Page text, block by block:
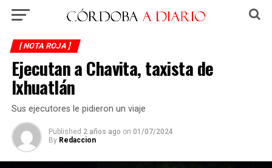
[ NOTA ROJA ]
Ejecutan a Chavita, taxista de
Ixhuatlán
Sus ejecutores le pidieron un viaje
Published 2 años ago on 01/07/2024
By Redaccion